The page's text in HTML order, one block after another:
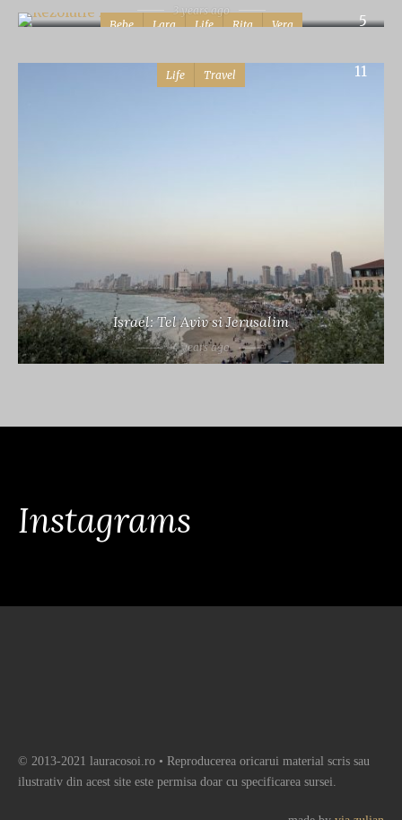
Bebe Lara Life Rita Vera 5
3 years ago
Life Travel 11
Israel: Tel Aviv si Jerusalim
4 years ago
Instagrams
© 2013-2021 lauracosoi.ro • Reproducerea oricarui material scris sau
ilustrativ din acest site este permisa doar cu specificarea sursei.